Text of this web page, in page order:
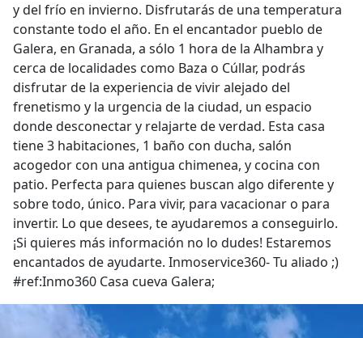
y del frío en invierno. Disfrutarás de una temperatura
constante todo el año. En el encantador pueblo de
Galera, en Granada, a sólo 1 hora de la Alhambra y
cerca de localidades como Baza o Cúllar, podrás
disfrutar de la experiencia de vivir alejado del
frenetismo y la urgencia de la ciudad, un espacio
donde desconectar y relajarte de verdad. Esta casa
tiene 3 habitaciones, 1 baño con ducha, salón
acogedor con una antigua chimenea, y cocina con
patio. Perfecta para quienes buscan algo diferente y
sobre todo, único. Para vivir, para vacacionar o para
invertir. Lo que desees, te ayudaremos a conseguirlo.
¡Si quieres más información no lo dudes! Estaremos
encantados de ayudarte. Inmoservice360- Tu aliado ;)
#ref:Inmo360 Casa cueva Galera;